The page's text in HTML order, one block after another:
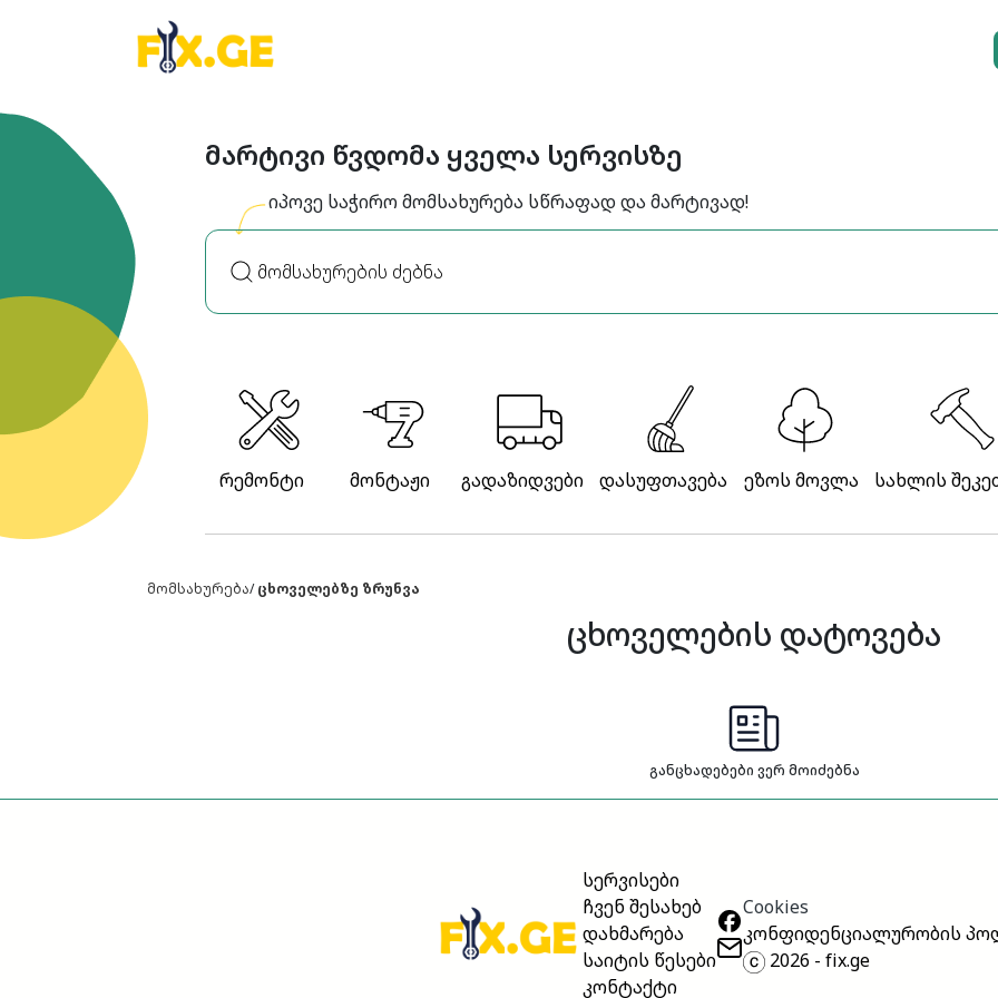
მარტივი წვდომა ყველა სერვისზე
იპოვე საჭირო მომსახურება სწრაფად და მარტივად!
რემონტი მონტაჟი გადაზიდვები დასუფთავება ეზოს მოვლა სახლის
მომსახურება/ცხოველებზე ზრუნვა
ცხოველების დატოვება
განცხადებები ვერ მოიძებნა
სერვისები
ჩვენ შესახებ
დახმარება
საიტის წესები
კონტაქტი
Cookies
კონფიდენციალურობის
2026 - fix.ge